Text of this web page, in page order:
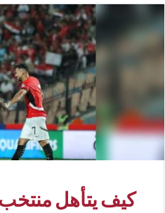
كيف تسبب سائح كويتي في إغلاق
كيف يتأهل